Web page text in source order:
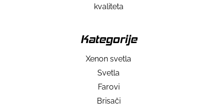
kvaliteta
Kategorije
Xenon svetla
Svetla
Farovi
Brisači